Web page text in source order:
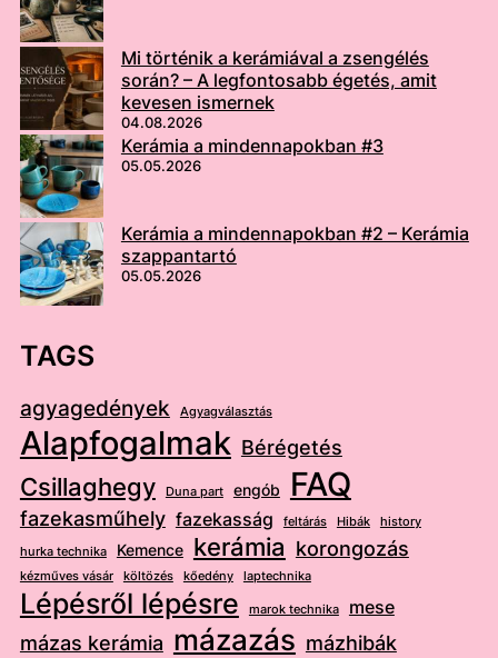
Mi történik a kerámiával a zsengélés
során? – A legfontosabb égetés, amit
kevesen ismernek
04.08.2026
Kerámia a mindennapokban #3
05.05.2026
Kerámia a mindennapokban #2 – Kerámia
szappantartó
05.05.2026
TAGS
agyagedények Agyagválasztás
Alapfogalmak Bérégetés
Csillaghegy Duna part engób FAQ
fazekasműhely fazekasság feltárás Hibák history
hurka technika Kemence kerámia korongozás
kézműves vásár költözés kőedény laptechnika
Lépésről lépésre marok technika mese
mázas kerámia mázazás mázhibák